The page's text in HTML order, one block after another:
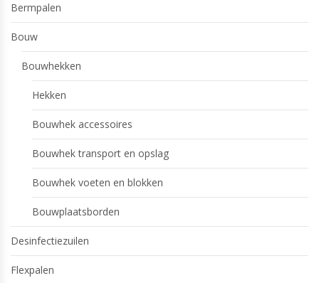
Bermpalen
Bouw
Bouwhekken
Hekken
Bouwhek accessoires
Bouwhek transport en opslag
Bouwhek voeten en blokken
Bouwplaatsborden
Desinfectiezuilen
Flexpalen